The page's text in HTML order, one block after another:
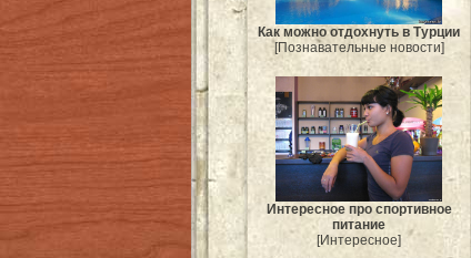
Как можно отдохнуть в Турции
[Познавательные новости]
Интересное про спортивное
питание
[Интересное]